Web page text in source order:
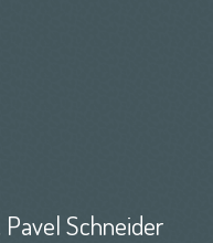
Schneider